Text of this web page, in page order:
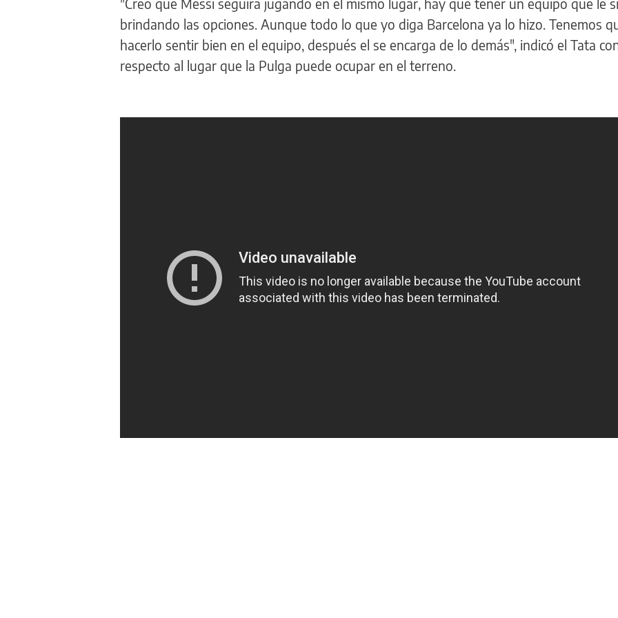
brindando las opciones. Aunque todo lo que yo diga Barcelona ya lo hizo. Tenemos
hacerlo sentir bien en el equipo, después el se encarga de lo demás", indicó el Tata
respecto al lugar que la Pulga puede ocupar en el terreno.